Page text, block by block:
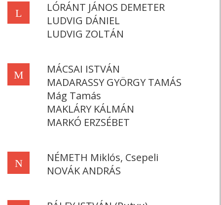
L
LÓRÁNT JÁNOS DEMETER
LUDVIG DÁNIEL
LUDVIG ZOLTÁN
M
MÁCSAI ISTVÁN
MADARASSY GYÖRGY TAMÁS
Mág Tamás
MAKLÁRY KÁLMÁN
MARKÓ ERZSÉBET
N
NÉMETH Miklós, Csepeli
NOVÁK ANDRÁS